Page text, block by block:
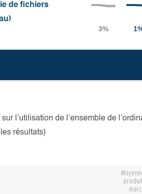
de fichiers
l’utilisation de l’ensemble de
résultats)